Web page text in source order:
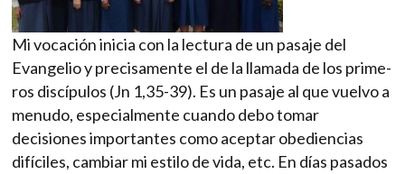
Mi vocación inicia con la lectura de un pasaje del
Evange­lio y precisamente el de la llamada de los prime­
ros discípulos (Jn 1,35-39). Es un pasaje al que vuelvo a
menudo, especialmente cuando debo tomar
decisiones importantes como aceptar obediencias
difí­ciles, cambiar mi estilo de vida, etc. En días pasados